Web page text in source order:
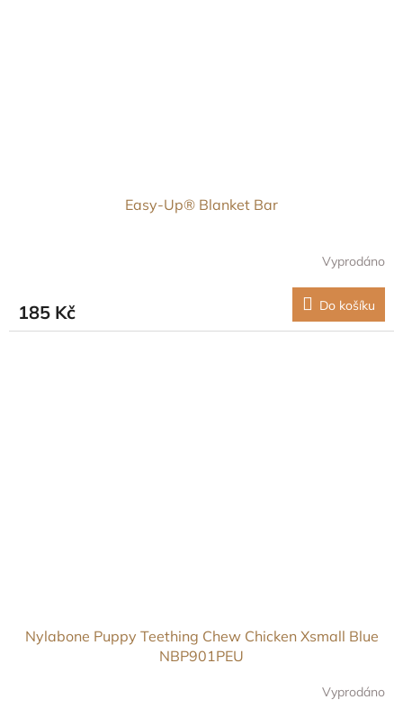
Easy-Up® Blanket Bar
Vyprodáno
185 Kč Do košíku
Nylabone Puppy Teething Chew Chicken Xsmall Blue
NBP901PEU
Vyprodáno